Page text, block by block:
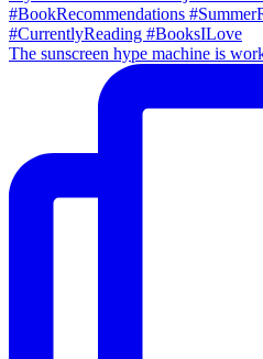
The sunscreen hype machine is